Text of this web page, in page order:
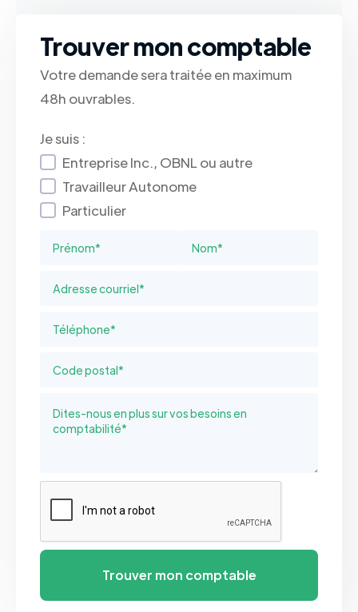
Trouver mon comptable
Votre demande sera traitée en maximum
48h ouvrables.
Je suis :
Entreprise Inc., OBNL ou autre
Travailleur Autonome
Particulier